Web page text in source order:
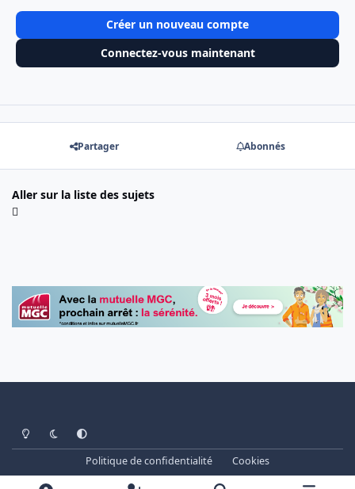
Créer un nouveau compte
Connectez-vous maintenant
Partager Abonnés
Aller sur la liste des sujets
Light ModeDark ModeSystem Preference
Politique de confidentialité
Cookies
www.cheminots.net - Forum Libre depuis 2003